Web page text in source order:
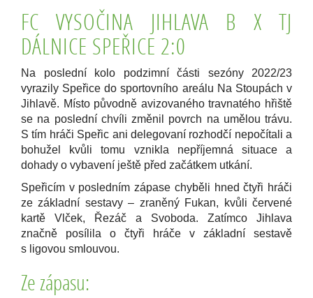
FC VYSOČINA JIHLAVA B X TJ
DÁLNICE SPEŘICE 2:0
Na poslední kolo podzimní části sezóny 2022/23
vyrazily Speřice do sportovního areálu Na Stoupách v
Jihlavě. Místo původně avizovaného travnatého hřiště
se na poslední chvíli změnil povrch na umělou trávu.
S tím hráči Speřic ani delegovaní rozhodčí nepočítali a
bohužel kvůli tomu vznikla nepříjemná situace a
dohady o vybavení ještě před začátkem utkání.
Speřicím v posledním zápase chyběli hned čtyři hráči
ze základní sestavy – zraněný Fukan, kvůli červené
kartě Vlček, Řezáč a Svoboda. Zatímco Jihlava
značně posílila o čtyři hráče v základní sestavě
s ligovou smlouvou.
Ze zápasu: